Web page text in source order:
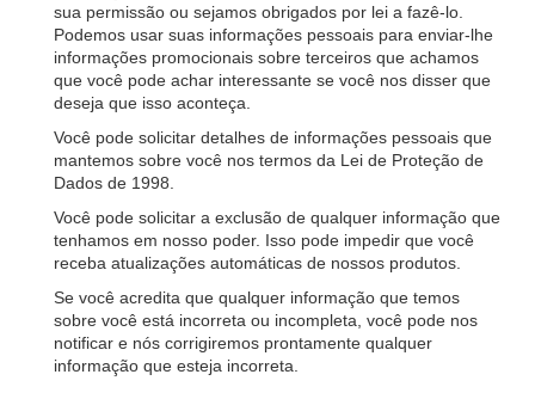
sua permissão ou sejamos obrigados por lei a fazê-lo.
Podemos usar suas informações pessoais para enviar-lhe
informações promocionais sobre terceiros que achamos
que você pode achar interessante se você nos disser que
deseja que isso aconteça.
Você pode solicitar detalhes de informações pessoais que
mantemos sobre você nos termos da Lei de Proteção de
Dados de 1998.
Você pode solicitar a exclusão de qualquer informação que
tenhamos em nosso poder. Isso pode impedir que você
receba atualizações automáticas de nossos produtos.
Se você acredita que qualquer informação que temos
sobre você está incorreta ou incompleta, você pode nos
notificar e nós corrigiremos prontamente qualquer
informação que esteja incorreta.